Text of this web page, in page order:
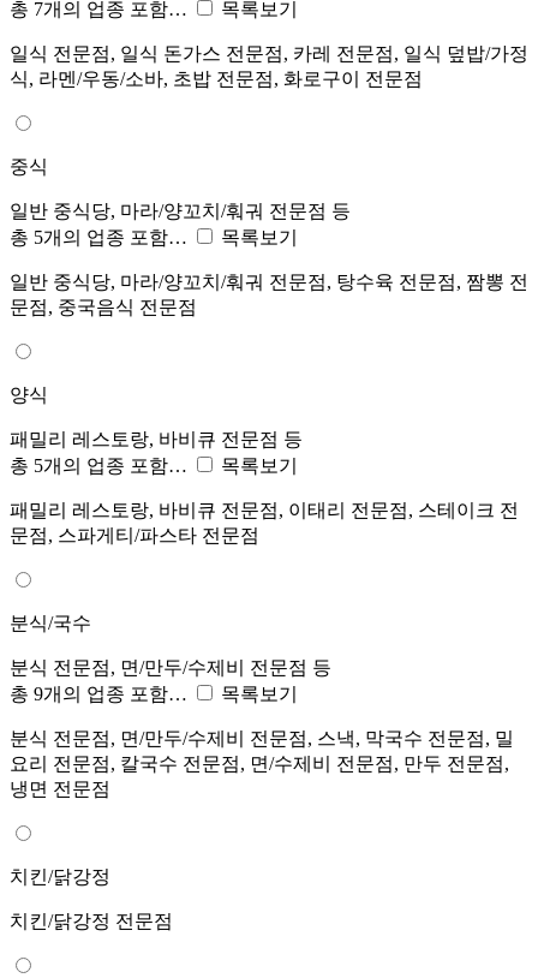
총 7개의 업종 포함… 목록보기
일식 전문점, 일식 돈가스 전문점, 카레 전문점, 일식 덮밥/가정
식, 라멘/우동/소바, 초밥 전문점, 화로구이 전문점
중식
일반 중식당, 마라/양꼬치/훠궈 전문점 등
총 5개의 업종 포함…
목록보기
일반 중식당, 마라/양꼬치/훠궈 전문점, 탕수육 전문점, 짬뽕 전
문점, 중국음식 전문점
양식
패밀리 레스토랑, 바비큐 전문점 등
총 5개의 업종 포함…
목록보기
패밀리 레스토랑, 바비큐 전문점, 이태리 전문점, 스테이크 전
문점, 스파게티/파스타 전문점
분식/국수
분식 전문점, 면/만두/수제비 전문점 등
총 9개의 업종 포함…
목록보기
분식 전문점, 면/만두/수제비 전문점, 스낵, 막국수 전문점, 밀
요리 전문점, 칼국수 전문점, 면/수제비 전문점, 만두 전문점,
냉면 전문점
치킨/닭강정
치킨/닭강정 전문점